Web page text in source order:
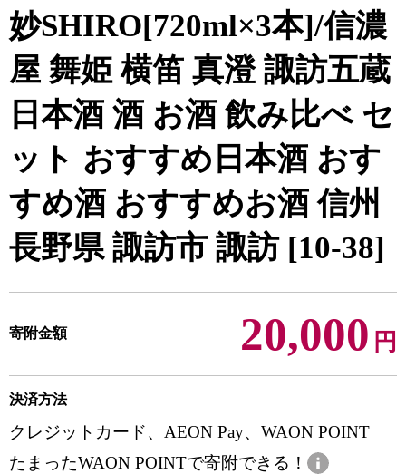
妙SHIRO[720ml×3本]/信濃
屋 舞姫 横笛 真澄 諏訪五蔵
日本酒 酒 お酒 飲み比べ セ
ット おすすめ日本酒 おす
すめ酒 おすすめお酒 信州
長野県 諏訪市 諏訪 [10-38]
寄附金額 20,000 円
決済方法
クレジットカード、AEON Pay、WAON POINT
たまったWAON POINTで寄附できる！